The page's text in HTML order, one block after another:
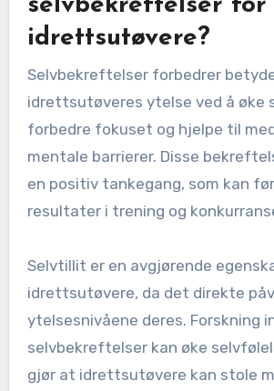
selvbekreftelser for
idrettsutøvere?
Selvbekreftelser forbedrer
idrettsutøveres ytelse ved å øke
forbedre fokuset og hjelpe til
mentale barrierer. Disse
en positiv tankegang, som kan
resultater i trening og
Selvtillit er en avgjørende
idrettsutøvere, da det direkte
ytelsesnivåene deres. Forskning
selvbekreftelser kan øke
gjør at idrettsutøvere kan stole